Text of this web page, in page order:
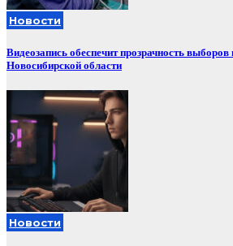
Новости
Видеозапись обеспечит прозрачность
Новосибирской области
Новости